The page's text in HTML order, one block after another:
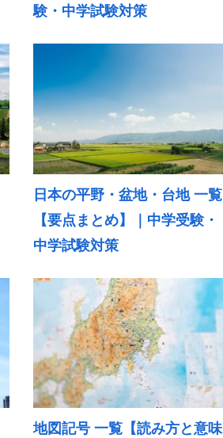
験・中学試験対策
日本の平野・盆地・台地 一覧
【要点まとめ】｜中学受験・
中学試験対策
地図記号 一覧【読み方と意味